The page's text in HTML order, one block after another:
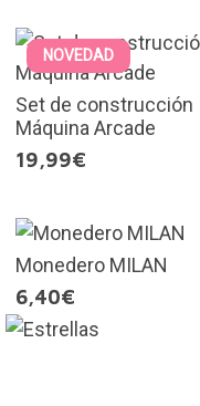
NOVEDAD
Set de construcción
Máquina Arcade
19,99€
Monedero MILAN
6,40€